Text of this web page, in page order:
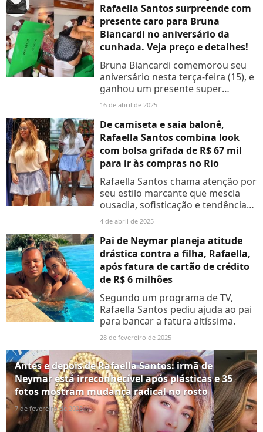
Rafaella Santos surpreende com
presente caro para Bruna
Biancardi no aniversário da
cunhada. Veja preço e detalhes!
Bruna Biancardi comemorou seu
aniversário nesta terça-feira (15), e
ganhou um presente super
especial de Rafaella Santos, irmã
16 de abril de 2025
De camiseta e saia balonê,
Rafaella Santos combina look
com bolsa grifada de R$ 67 mil
para ir às compras no Rio
Rafaella Santos chama atenção por
seu estilo marcante que mescla
ousadia, sofisticação e tendências
contemporâneas
4 de abril de 2025
Pai de Neymar planeja atitude
drástica contra a filha, Rafaella,
após fatura de cartão de crédito
de R$ 6 milhões
Segundo um programa de TV,
Rafaella Santos pediu ajuda ao pai
para bancar a fatura altíssima.
28 de fevereiro de 2025
Antes e depois de Rafaella Santos: irmã de
Neymar está irreconhecível após plásticas e 35
fotos mostram mudança radical no rosto
7 de fevereiro de 2025